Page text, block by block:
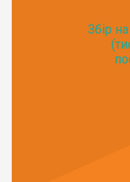
Збір